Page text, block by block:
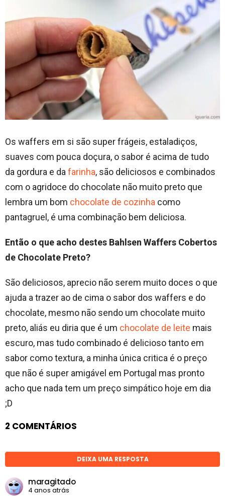
Os waffers em si são super frágeis, estaladiços,
suaves com pouca doçura, o sabor é acima de tudo
da gordura e dafarinha, são deliciosos e combinados
com o agridoce do chocolate não muito preto que
lembra um bom chocolate de cozinha como
pantagruel, é uma combinação bem deliciosa.
Então o que acho destes Bahlsen Waffers Cobertos
de Chocolate Preto?
São deliciosos, aprecio não serem muito doces o que
ajuda a trazer ao de cima o sabor dos waffers e do
chocolate, mesmo não sendo um chocolate muito
preto, aliás eu diria que é um chocolate de leite mais
escuro, mas tudo combinado é delicioso tanto em
sabor como textura, a minha única critica é o preço
que não é super amigável em Portugal mas pronto
acho que nada tem um preço simpático hoje em dia
;D
2 COMENTÁRIOS
DEIXA UMA RESPOSTA
maragitado
4 anos atrás